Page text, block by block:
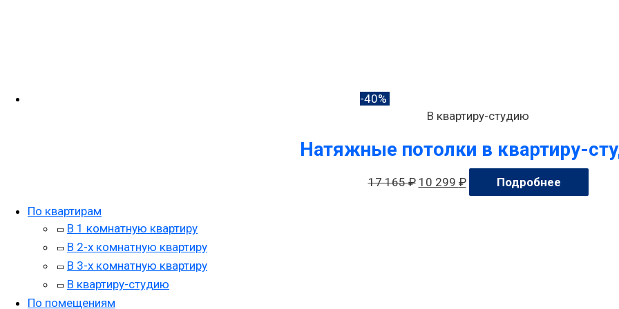
-40%
В квартиру-студию
Натяжные потолки в квартиру-
17 165₽ 10 299 ₽ Подробнее
По квартирам
В 1 комнатную квартиру
В 2-х комнатную квартиру
В 3-х комнатную квартиру
В квартиру-студию
По помещениям